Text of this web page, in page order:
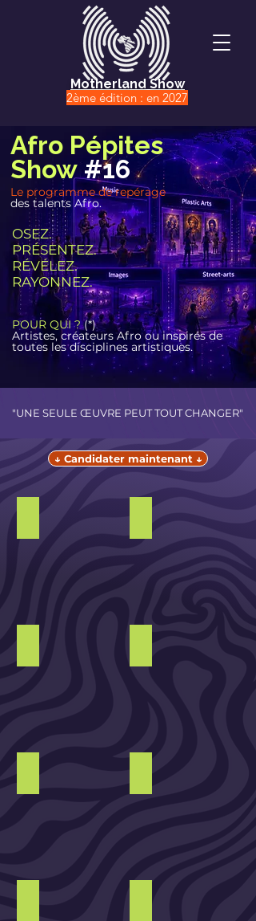
Motherland Show
2ème édition : en 2027
Afro Pépites
Show#16
Le programme de repérage
des talents Afro.
OSEZ.
PRÉSENTEZ.
RÉVÉLEZ.
RAYONNEZ.
POUR QUI ?(*)
Artistes, créateurs Afro ou inspirés de
toutes les disciplines artistiques.
"UNE SEULE ŒUVRE PEUT TOUT CHANGER"
↓ Candidater maintenant ↓